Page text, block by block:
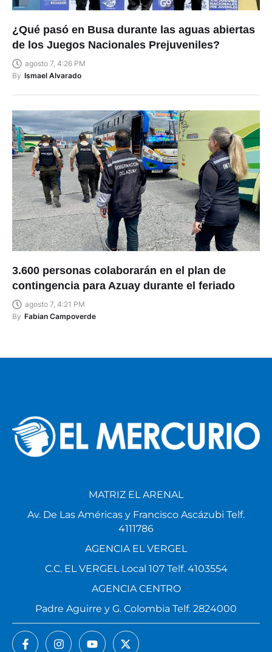
¿Qué pasó en Busa durante las aguas abiertas
de los Juegos Nacionales Prejuveniles?
agosto 7, 4:26 PM
By Ismael Alvarado
3.600 personas colaborarán en el plan de
contingencia para Azuay durante el feriado
agosto 7, 4:21 PM
By Fabian Campoverde
MATRIZ EL ARENAL
Av. De Las Américas y Francisco Ascázubi Telf.
4111786
AGENCIA EL VERGEL
C.C. EL VERGEL Local 107 Telf. 4103554
AGENCIA CENTRO
Padre Aguirre y G. Colombia Telf. 2824000